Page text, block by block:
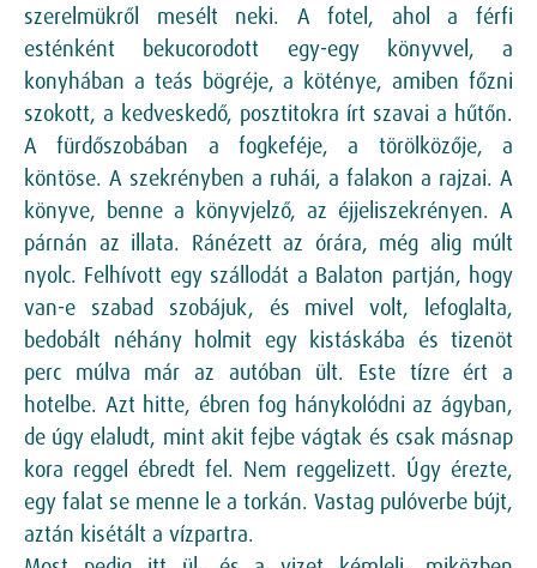
szerelmükről mesélt neki. A fotel, ahol a férfi
esténként bekucorodott egy-egy könyvvel, a
konyhában a teás bögréje, a köténye, amiben főzni
szokott, a kedveskedő, posztitokra írt szavai a hűtőn.
A fürdőszobában a fogkeféje, a törölközője, a
köntöse. A szekrényben a ruhái, a falakon a rajzai. A
könyve, benne a könyvjelző, az éjjeliszekrényen. A
párnán az illata. Ránézett az órára, még alig múlt
nyolc. Felhívott egy szállodát a Balaton partján, hogy
van-e szabad szobájuk, és mivel volt, lefoglalta,
bedobált néhány holmit egy kistáskába és tizenöt
perc múlva már az autóban ült. Este tízre ért a
hotelbe. Azt hitte, ébren fog hánykolódni az ágyban,
de úgy elaludt, mint akit fejbe vágtak és csak másnap
kora reggel ébredt fel. Nem reggelizett. Úgy érezte,
egy falat se menne le a torkán. Vastag pulóverbe bújt,
aztán kisétált a vízpartra.